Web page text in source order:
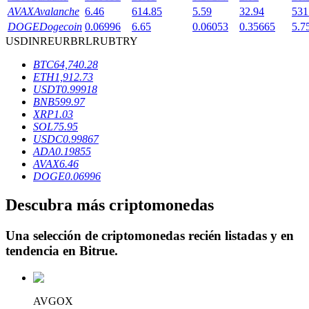
Inversiones exclusivas para titulares de BTR
Servicio de préstamos respaldado por criptomonedas
AVAXAvalanche 6.46 614.85 5.59 32.94
DOGEDogecoin 0.06996 6.65 0.06053 0.35665
USDINREURBRLRUBTRY
BTC64,740.28
ETH1,912.73
USDT0.99918
BNB599.97
XRP1.03
SOL75.95
USDC0.99867
ADA0.19855
AVAX6.46
DOGE0.06996
Descubra más criptomonedas
Una selección de criptomonedas recién listadas y en
tendencia en Bitrue.
AVGOX